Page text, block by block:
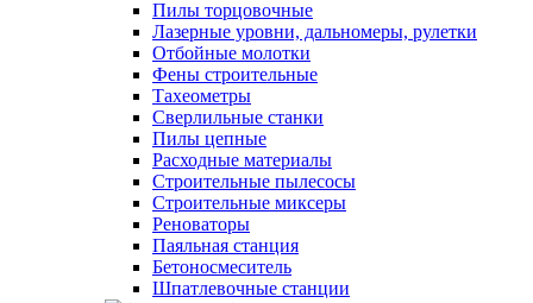
Пилы торцовочные
Лазерные уровни, дальномеры, рулетки
Отбойные молотки
Фены строительные
Тахеометры
Сверлильные станки
Пилы цепные
Расходные материалы
Строительные пылесосы
Строительные миксеры
Реноваторы
Паяльная станция
Бетоносмеситель
Шпатлевочные станции